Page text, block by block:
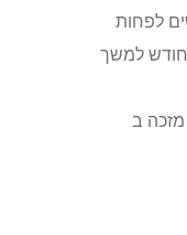
22 חודשים לפחות
לחודש למשך
מזכה ב